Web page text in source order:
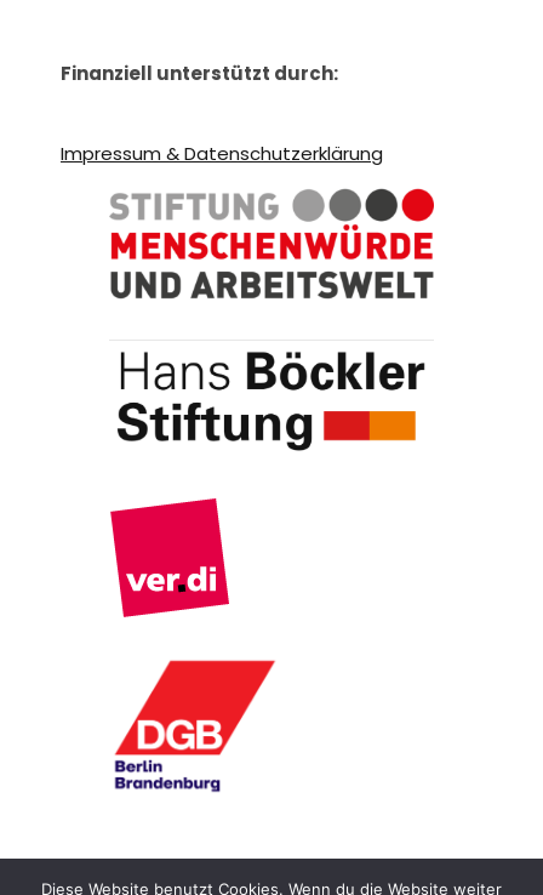
Finanziell unterstützt durch:
Impressum & Datenschutzerklärung
Diese Website benutzt Cookies. Wenn du die Website weiter